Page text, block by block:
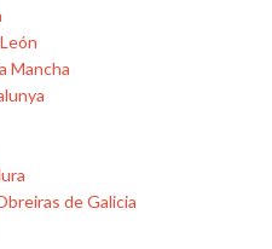
Mancha
de Galicia